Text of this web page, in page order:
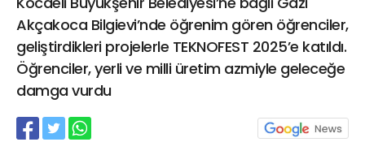
Akçakoca Bilgievi’nde öğrenim gören öğrenciler,
geliştirdikleri projelerle TEKNOFEST 2025’e katıldı.
Öğrenciler, yerli ve milli üretim azmiyle geleceğe
damga vurdu
21 Gölcük
02624132333
haber@golcukpostasi.com